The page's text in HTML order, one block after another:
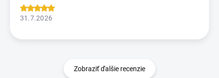
31.7.2026
Zobraziť ďalšie recenzie